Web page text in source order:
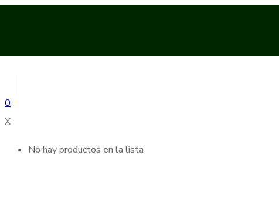
0
X
No hay productos en la lista